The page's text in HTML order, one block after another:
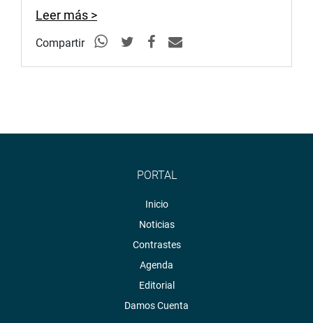
Leer más >
Compartir
PORTAL
Inicio
Noticias
Contrastes
Agenda
Editorial
Damos Cuenta